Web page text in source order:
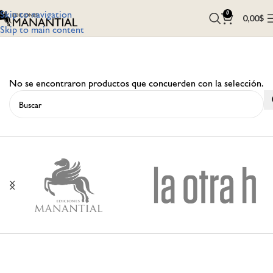
Skip to navigation
Skip to main content
0 0,00$
No se encontraron productos que concuerden con la selección.